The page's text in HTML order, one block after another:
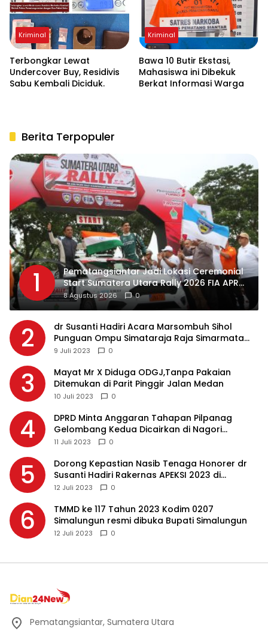
Kriminal
Terbongkar Lewat
Undercover Buy, Residivis
Sabu Kembali Diciduk.
Kriminal
Bawa 10 Butir Ekstasi,
Mahasiswa ini Dibekuk
Berkat Informasi Warga
Berita Terpopuler
1
Pematangsiantar Jadi Lokasi Ceremonial
Start Sumatera Utara Rally 2026 FIA APRC
Round 3
8 Agustus 2026 0
2
dr Susanti Hadiri Acara Marsombuh Sihol
Punguan Ompu Simataraja Raja Simarmata
Dohot Boruna Kota Siantar
9 Juli 2023 0
3
Mayat Mr X Diduga ODGJ,Tanpa Pakaian
Ditemukan di Parit Pinggir Jalan Medan
10 Juli 2023 0
4
DPRD Minta Anggaran Tahapan Pilpanag
Gelombang Kedua Dicairkan di Nagori
Masing-masing, Ini Alasannya…
11 Juli 2023 0
5
Dorong Kepastian Nasib Tenaga Honorer dr
Susanti Hadiri Rakernas APEKSI 2023 di
Makassar
12 Juli 2023 0
6
TMMD ke 117 Tahun 2023 Kodim 0207
Simalungun resmi dibuka Bupati Simalungun
12 Juli 2023 0
Pematangsiantar, Sumatera Utara